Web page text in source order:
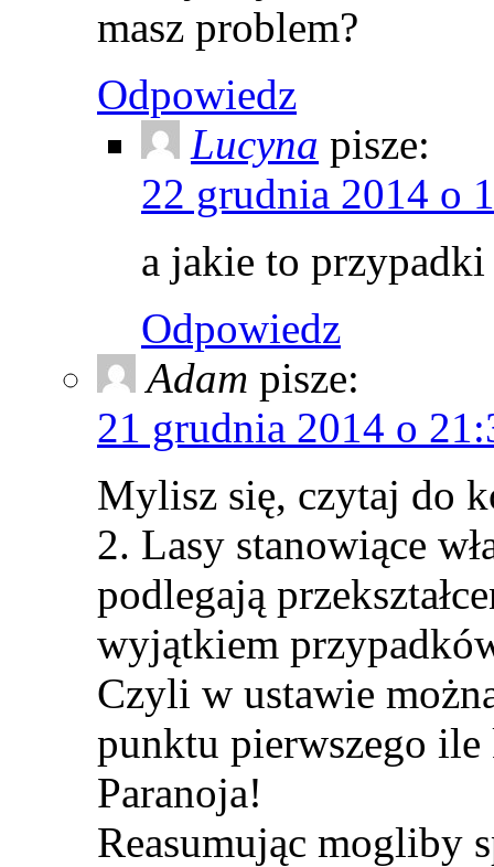
masz problem?
Odpowiedz
Lucyna pisze:
22 grudnia 2014 o
a jakie to
Odpowiedz
Adam pisze:
21 grudnia 2014 o
Mylisz się, czytaj do
2. Lasy stanowiące
podlegają
wyjątkiem
Czyli w ustawie
punktu pierwszego ile
Paranoja!
Reasumując mogliby